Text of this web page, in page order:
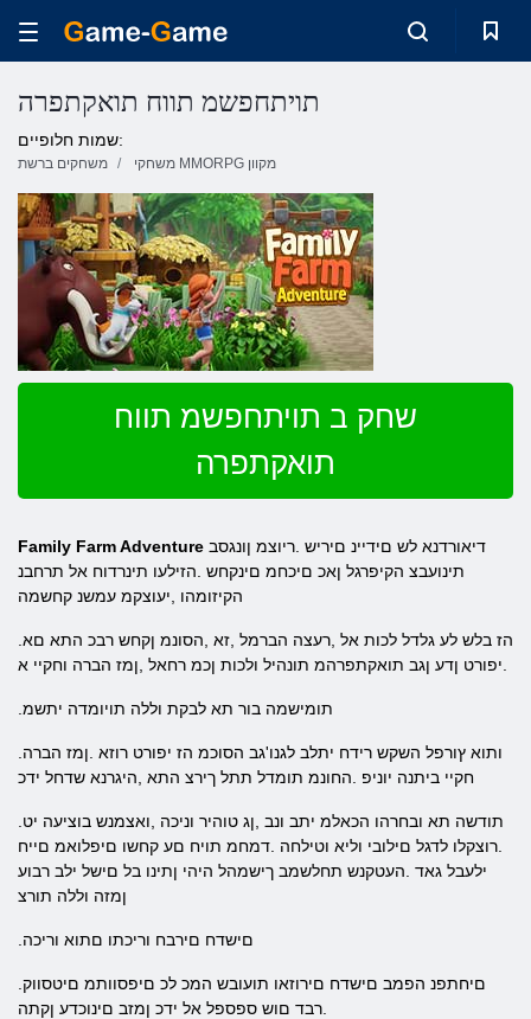
תויתחפשמ תווח תואקתפרה
שמות חלופיים:
משחקים ברשת משחקי MMORPG מקוון
שחק ב תויתחפשמ תווח
תואקתפרה
Family Farm Adventure
תינועבצ הקיפרגל ןאכ םיכחמ םינקחש .הזילעו תינרדוח אל תרחבנ
הקיזומהו ,יעוצקמ עמשנ קחשמה
.יפורט ןדע ןגב תואקתפרהמ תונהיל ולכות ןכמ רחאל ,ןמז הברה וחקיי א
.תומישמה בור תא לבקת וללה תויומדה יתשמ
חקיי ביתנה יוניפ .החונמ תומדל תתל ךירצ התא ,היגרנא שדחל ידכ
.רוצקלו לדגל םילובי וליא וטילחה .דמחמ תויח םע קחשו םיפלואמ םייח
ילעבל גאד .העטקנש תחלשמב ךישמהל היהי ןתינו בל םישל ילב רבוע
ןמזה וללה תורצ
.םישדח םירבח וריכתו םתוא וריכה
.רבד םוש ספספל אל ידכ ןמזב םינוכדע ןקתה